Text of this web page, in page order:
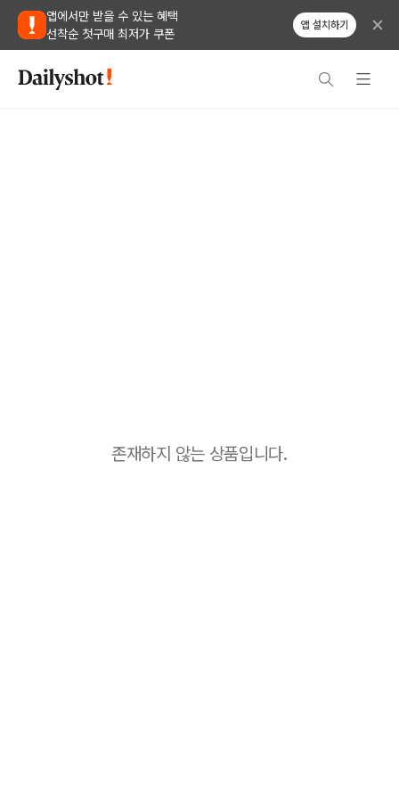
앱에서만 받을 수 있는 혜택
선착순 첫구매 최저가 쿠폰
앱 설치하기
존재하지 않는 상품입니다.